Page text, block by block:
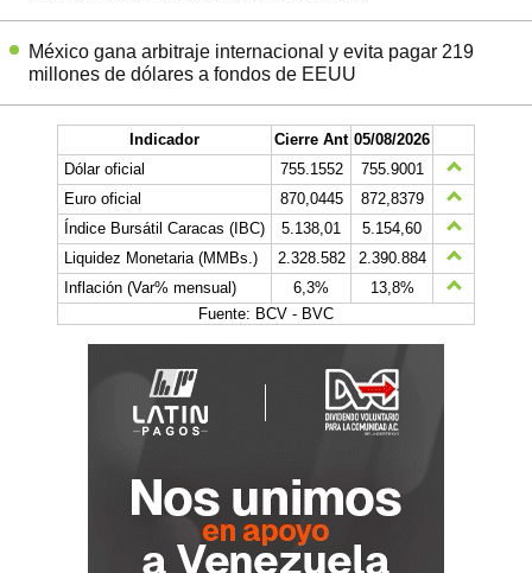
México gana arbitraje internacional y evita pagar 219
millones de dólares a fondos de EEUU
Indicador Cierre Ant 05/08/2026
Dólar oficial
755.1552
755.9001
Euro oficial
870,0445
872,8379
Índice Bursátil Caracas (IBC)
5.138,01
5.154,60
Liquidez Monetaria (MMBs.)
2.328.582
2.390.884
Inflación (Var% mensual)
6,3%
13,8%
Fuente: BCV - BVC